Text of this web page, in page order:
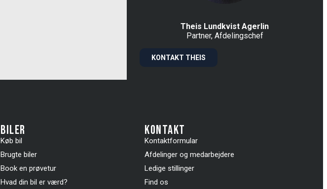
Theis Lundkvist Agerlin
Partner, Afdelingschef
KONTAKT THEIS
Biler
Køb bil
Brugte biler
Book en prøvetur
Hvad din bil er værd?
kontakt
Kontaktformular
Afdelinger og medarbejdere
Ledige stillinger
Find os